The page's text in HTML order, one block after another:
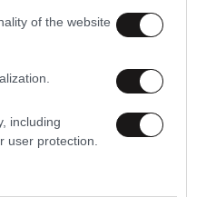
of the website
including
user protection.
Παγκόσμια Τάξη»